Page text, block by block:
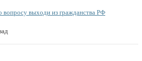
выходи из гражданства РФ